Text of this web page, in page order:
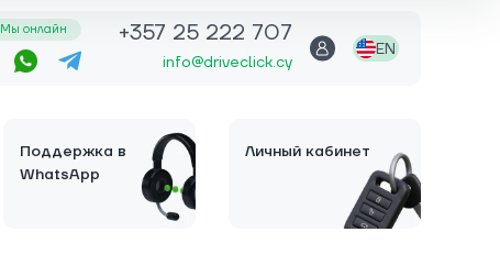
Мы онлайн +357 25 222 707
info@driveclick.cy
EN
Поддержка в
WhatsApp
Личный кабинет